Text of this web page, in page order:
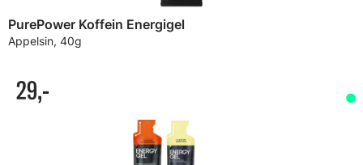
PurePower Koffein Energigel
Appelsin, 40g
29,-